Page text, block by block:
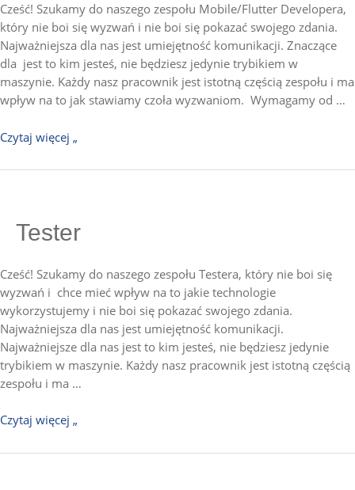
Cześć! Szukamy do naszego zespołu Mobile/Flutter Developera,
który nie boi się wyzwań i nie boi się pokazać swojego zdania.
Najważniejsza dla nas jest umiejętność komunikacji. Znaczące
dla jest to kim jesteś, nie będziesz jedynie trybikiem w
maszynie. Każdy nasz pracownik jest istotną częścią zespołu i ma
wpływ na to jak stawiamy czoła wyzwaniom. Wymagamy od …
Czytaj więcej „
Tester
Cześć! Szukamy do naszego zespołu Testera, który nie boi się
wyzwań i chce mieć wpływ na to jakie technologie
wykorzystujemy i nie boi się pokazać swojego zdania.
Najważniejsza dla nas jest umiejętność komunikacji.
Najważniejsze dla nas jest to kim jesteś, nie będziesz jedynie
trybikiem w maszynie. Każdy nasz pracownik jest istotną częścią
zespołu i ma …
Czytaj więcej „